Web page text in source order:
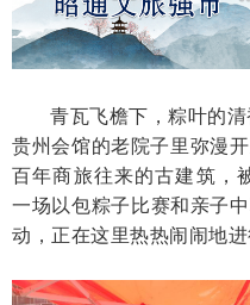
青瓦飞檐下，粽叶的
贵州会馆的老院子里弥漫
百年商旅往来的古建筑
一场以包粽子比赛和亲子
动，正在这里热热闹闹地进